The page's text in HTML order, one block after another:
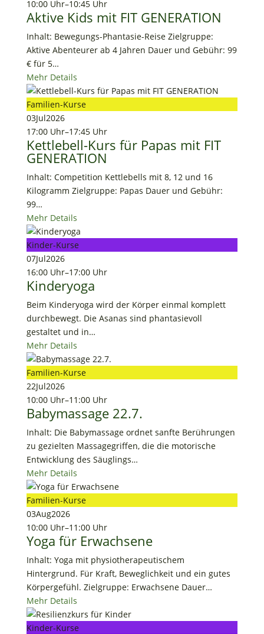
10:00 Uhr–10:45 Uhr
Aktive Kids mit FIT GENERATION
Inhalt: Bewegungs-Phantasie-Reise Zielgruppe:
Aktive Abenteurer ab 4 Jahren Dauer und Gebühr: 99
€ für 5…
Mehr Details
Familien-Kurse
03Jul2026
17:00 Uhr–17:45 Uhr
Kettlebell-Kurs für Papas mit FIT
GENERATION
Inhalt: Competition Kettlebells mit 8, 12 und 16
Kilogramm Zielgruppe: Papas Dauer und Gebühr:
99…
Mehr Details
Kinder-Kurse
07Jul2026
16:00 Uhr–17:00 Uhr
Kinderyoga
Beim Kinderyoga wird der Körper einmal komplett
durchbewegt. Die Asanas sind phantasievoll
gestaltet und in…
Mehr Details
Familien-Kurse
22Jul2026
10:00 Uhr–11:00 Uhr
Babymassage 22.7.
Inhalt: Die Babymassage ordnet sanfte Berührungen
zu gezielten Massagegriffen, die die motorische
Entwicklung des Säuglings…
Mehr Details
Familien-Kurse
03Aug2026
10:00 Uhr–11:00 Uhr
Yoga für Erwachsene
Inhalt: Yoga mit physiotherapeutischem
Hintergrund. Für Kraft, Beweglichkeit und ein gutes
Körpergefühl. Zielgruppe: Erwachsene Dauer…
Mehr Details
Kinder-Kurse